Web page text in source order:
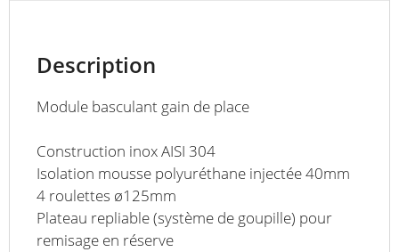
Description
Module basculant gain de place
Construction inox AISI 304
Isolation mousse polyuréthane injectée 40mm
4 roulettes ø125mm
Plateau repliable (système de goupille) pour
remisage en réserve